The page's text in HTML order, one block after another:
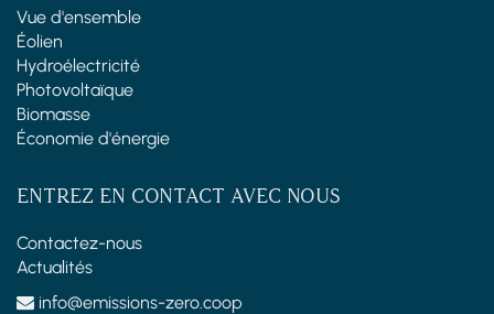
Vue d'ensemble
Éolien
Hydroélectricité
Photovoltaïque
Biomasse
Économie d'énergie
ENTREZ EN CONTACT AVEC NOUS
Contactez-nous
Actualités
info@emissions-zero.coop